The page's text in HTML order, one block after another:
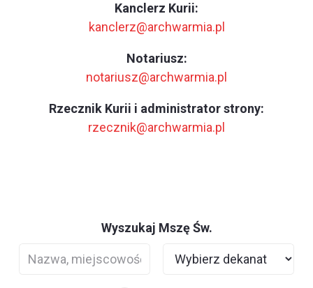
Kanclerz Kurii:
kanclerz@archwarmia.pl
Notariusz:
notariusz@archwarmia.pl
Rzecznik Kurii i administrator strony:
rzecznik@archwarmia.pl
Wyszukaj Mszę Św.